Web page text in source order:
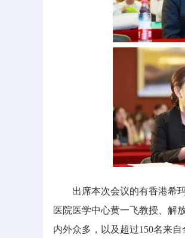
出席本次会议的有香港希玛
医院医学中心黄一飞教授、解
内外众多，以及超过150名来